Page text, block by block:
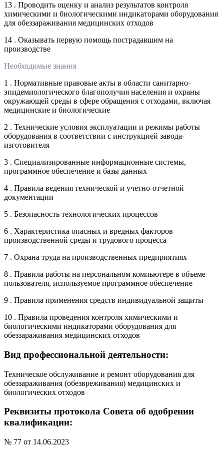
13 . Проводить оценку и анализ результатов контроля
химическими и биологическими индикаторами оборудования
для обеззараживания медицинских отходов
14 . Оказывать первую помощь пострадавшим на
производстве
Необходимые знания
1 . Нормативные правовые акты в области санитарно-
эпидемиологического благополучия населения и охраны
окружающей среды в сфере обращения с отходами, включая
медицинские и биологические
2 . Технические условия эксплуатации и режимы работы
оборудования в соответствии с инструкцией завода-
изготовителя
3 . Специализированные информационные системы,
программное обеспечение и базы данных
4 . Правила ведения технической и учетно-отчетной
документации
5 . Безопасность технологических процессов
6 . Характеристика опасных и вредных факторов
производственной среды и трудового процесса
7 . Охрана труда на производственных предприятиях
8 . Правила работы на персональном компьютере в объеме
пользователя, используемое программное обеспечение
9 . Правила применения средств индивидуальной защиты
10 . Правила проведения контроля химическими и
биологическими индикаторами оборудования для
обеззараживания медицинских отходов
Вид профессиональной деятельности:
Техническое обслуживание и ремонт оборудования для
обеззараживания (обезвреживания) медицинских и
биологических отходов
Реквизиты протокола Совета об одобрении
квалификации:
№ 77 от 14.06.2023